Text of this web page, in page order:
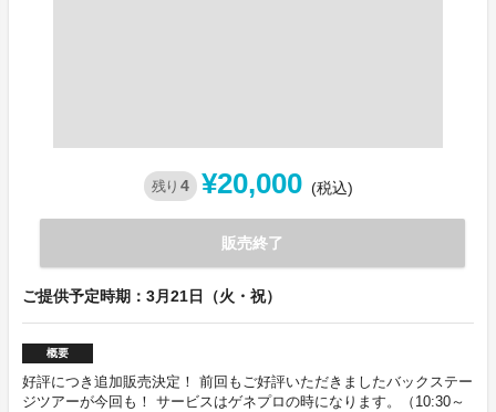
残り 4 ¥20,000 (税込)
販売終了
ご提供予定時期：3月21日（火・祝）
概要
好評につき追加販売決定！ 前回もご好評いただきましたバックステー
ジツアーが今回も！ サービスはゲネプロの時になります。（10:30～